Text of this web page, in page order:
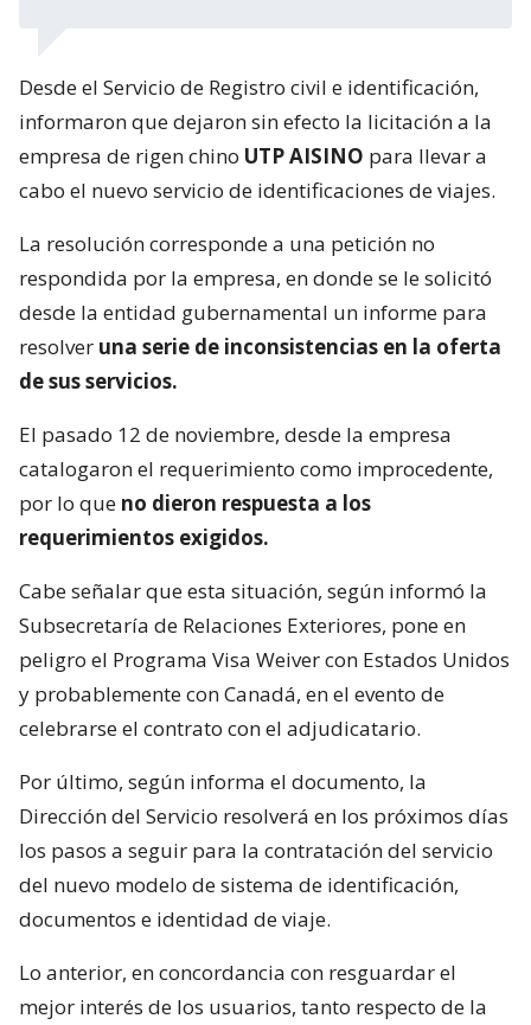
Desde el Servicio de Registro civil e identificación,
informaron que dejaron sin efecto la licitación a la
empresa de rigen chino UTP AISINO para llevar a
cabo el nuevo servicio de identificaciones de viajes.
La resolución corresponde a una petición no
respondida por la empresa, en donde se le solicitó
desde la entidad gubernamental un informe para
resolver una serie de inconsistencias en la oferta
de sus servicios.
El pasado 12 de noviembre, desde la empresa
catalogaron el requerimiento como improcedente,
por lo que no dieron respuesta a los
requerimientos exigidos.
Cabe señalar que esta situación, según informó la
Subsecretaría de Relaciones Exteriores, pone en
peligro el Programa Visa Weiver con Estados Unidos
y probablemente con Canadá, en el evento de
celebrarse el contrato con el adjudicatario.
Por último, según informa el documento, la
Dirección del Servicio resolverá en los próximos días
los pasos a seguir para la contratación del servicio
del nuevo modelo de sistema de identificación,
documentos e identidad de viaje.
Lo anterior, en concordancia con resguardar el
mejor interés de los usuarios, tanto respecto de la